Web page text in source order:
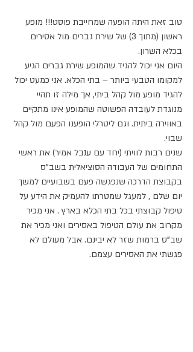
טוב זאת היתה הופעה שמחייבת פוסט!!! מופע
ראשון (מתוך 3) של שירת גברים מול אסירים
בכלא השרון.
היום אני יכול להגיד שהמופע שירת גברים הגיע
למקומו הטבעי ביותר – בתי הכלא. אני כמעט יכול
להגיד מופע מול קהל ביתי, אך מילה זו תהיי
מנוגדת לעובדה הפשוטה שהמופע אינו מתקיים
באווירה ביתית. וגם ליטרלי הופענו הפעם מול קהל
שבוי.
שנים רבות לוויתי (יחד עם ענבל אמיר) את ראשי
התחומים של העבודה הסוציאלית בשב"ס
בקבוצת הדרכה שנפגשה פעם בשבועיים למשך
יום שלם , למעגל שמטרתו להעמיק את הידע על
טיפול קבוצתי בכל בתי הכלא בארץ . אני מכיר
מקרוב את עולם הטיפול באסירים ואני מכיר את
שב"ס ברמות שזר לא יבינם. אבל מעולם לא
פגשתי את האסירים עצמם.